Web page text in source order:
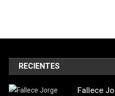
RECIENTES
Fallece